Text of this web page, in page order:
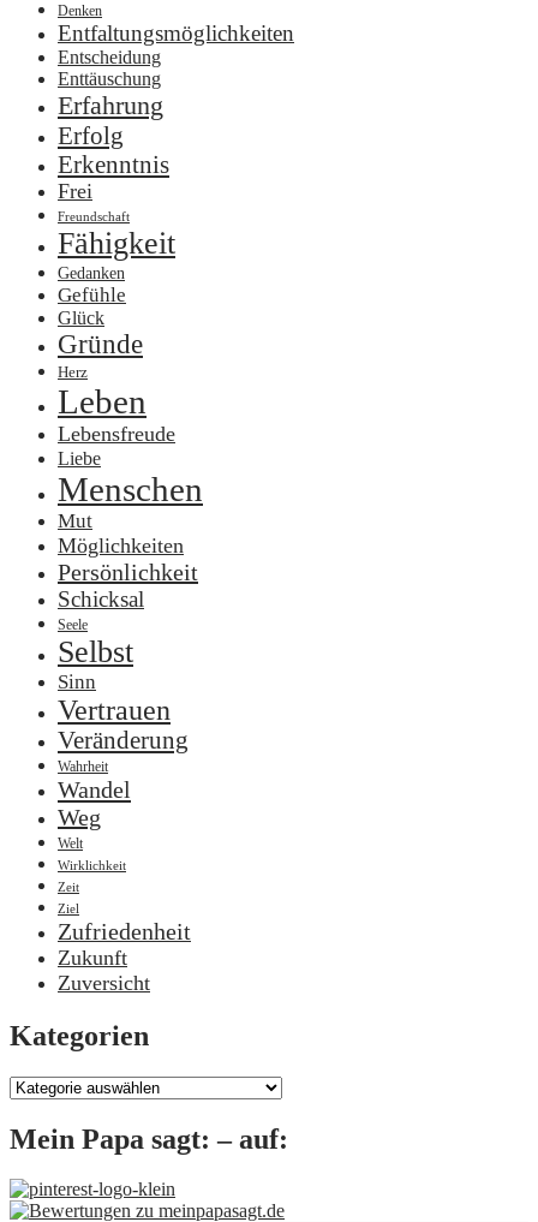
Denken
Entfaltungsmöglichkeiten
Entscheidung
Enttäuschung
Erfahrung
Erfolg
Erkenntnis
Frei
Freundschaft
Fähigkeit
Gedanken
Gefühle
Glück
Gründe
Herz
Leben
Lebensfreude
Liebe
Menschen
Mut
Möglichkeiten
Persönlichkeit
Schicksal
Seele
Selbst
Sinn
Vertrauen
Veränderung
Wahrheit
Wandel
Weg
Welt
Wirklichkeit
Zeit
Ziel
Zufriedenheit
Zukunft
Zuversicht
Kategorien
Kategorien
Mein Papa sagt: – auf: